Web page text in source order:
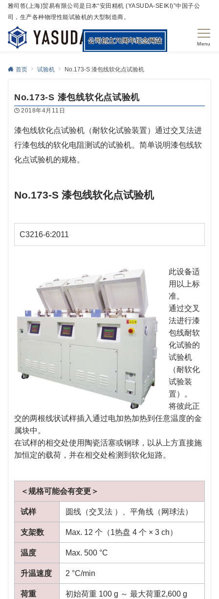
雅司答(上海)贸易有限公司是日本“安田精机 (YASUDA-SEIKI)”中国子公
司，生产各种物理性能试验机的大型制造商。
Menu
首页 试验机 No.173-S 漆包线软化点试验机
No.173-S 漆包线软化点试验机
2018年4月11日
漆包线软化点试验机（耐软化试验装置）通过交叉法进
行漆包线的软化电阻测试的试验机。简单说明漆包线软
化点试验机的规格。
No.173-S 漆包线软化点试验机
C3216-6:2011
此设备适
用以上标
准。
通过交叉
法进行漆
包线耐软
化试验的
试验机
（耐软化
试验装
置）。
将彼此正
交的两根线状试样插入通过电加热加热到任意温度的金
属块中。
在试样的相交处使用陶瓷活塞或钢球，以从上方直接施
加恒定的载荷，并在相交处检测到软化短路。
＜规格可能会有变更＞
试样 圆线（交叉法 ）、平角线（网球法）
支架数 Max. 12 个（1热盘 4 个 × 3 ch）
温度 Max. 500 °C
升温速度 2 °C/min
荷重 初始荷重 100 g ～ 最大荷重2,600 g